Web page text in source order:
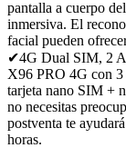
pantalla a cuerpo
inmersiva. El
facial pueden
✔4G Dual SIM, 2
X96 PRO 4G con 3
tarjeta nano SIM +
no necesitas
postventa te
horas.